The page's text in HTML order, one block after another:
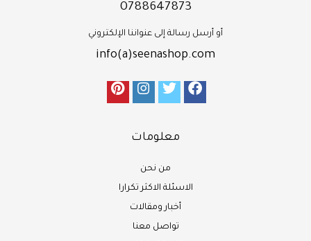
0788647873
أو أرسل رسالة إلى عنواننا الإلكتروني
info(a)seenashop.com
معلومات
من نحن
الاسئلة الاكثر تكرارا
أخبار ومقالات
تواصل معنا